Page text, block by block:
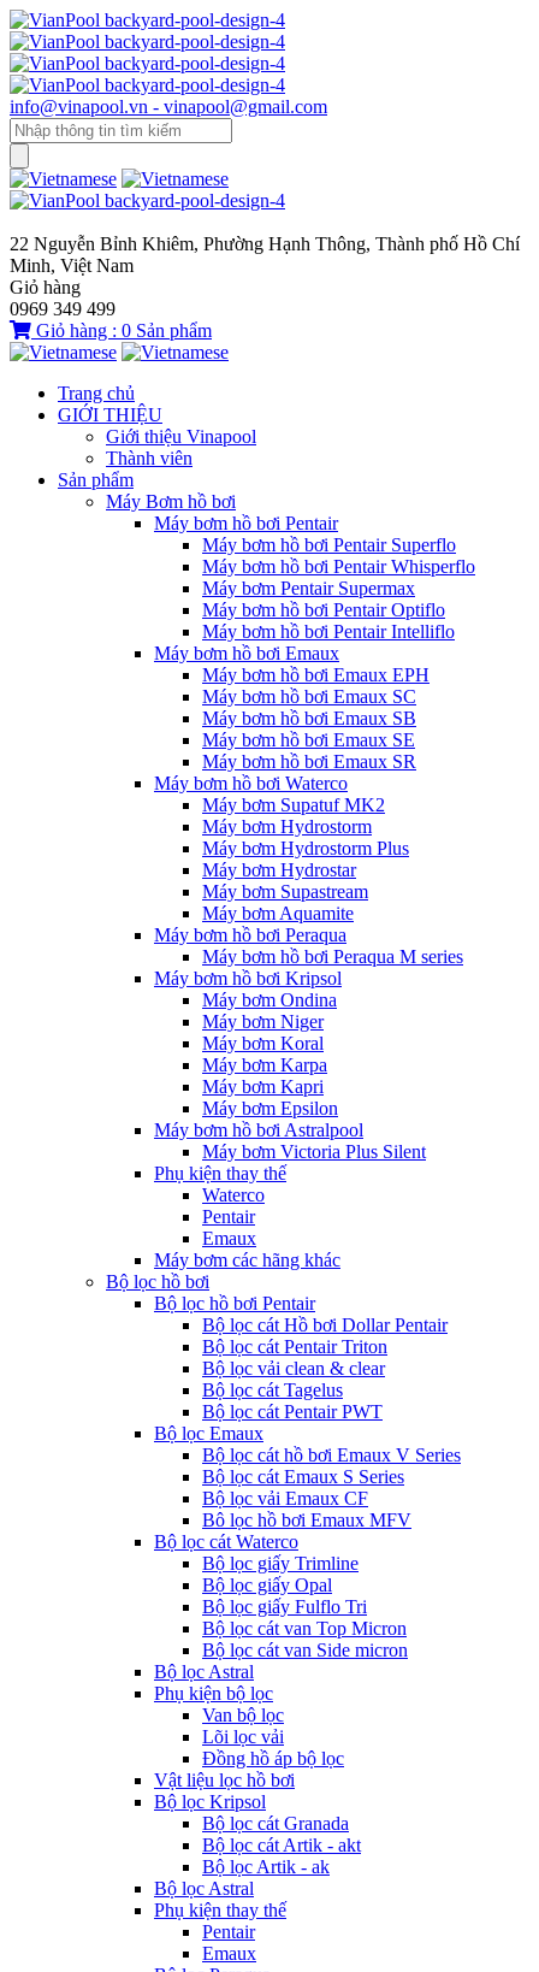
info@vinapool.vn - vinapool@gmail.com
22 Nguyễn Bỉnh Khiêm, Phường Hạnh Thông, Thành phố Hồ Chí
Minh, Việt Nam
Giỏ hàng
0969 349 499
Giỏ hàng : 0 Sản phẩm
Trang chủ
GIỚI THIỆU
Giới thiệu Vinapool
Thành viên
Sản phẩm
Máy Bơm hồ bơi
Máy bơm hồ bơi Pentair
Máy bơm hồ bơi Pentair Superflo
Máy bơm hồ bơi Pentair Whisperflo
Máy bơm Pentair Supermax
Máy bơm hồ bơi Pentair Optiflo
Máy bơm hồ bơi Pentair Intelliflo
Máy bơm hồ bơi Emaux
Máy bơm hồ bơi Emaux EPH
Máy bơm hồ bơi Emaux SC
Máy bơm hồ bơi Emaux SB
Máy bơm hồ bơi Emaux SE
Máy bơm hồ bơi Emaux SR
Máy bơm hồ bơi Waterco
Máy bơm Supatuf MK2
Máy bơm Hydrostorm
Máy bơm Hydrostorm Plus
Máy bơm Hydrostar
Máy bơm Supastream
Máy bơm Aquamite
Máy bơm hồ bơi Peraqua
Máy bơm hồ bơi Peraqua M series
Máy bơm hồ bơi Kripsol
Máy bơm Ondina
Máy bơm Niger
Máy bơm Koral
Máy bơm Karpa
Máy bơm Kapri
Máy bơm Epsilon
Máy bơm hồ bơi Astralpool
Máy bơm Victoria Plus Silent
Phụ kiện thay thế
Waterco
Pentair
Emaux
Máy bơm các hãng khác
Bộ lọc hồ bơi
Bộ lọc hồ bơi Pentair
Bộ lọc cát Hồ bơi Dollar Pentair
Bộ lọc cát Pentair Triton
Bộ lọc vải clean & clear
Bộ lọc cát Tagelus
Bộ lọc cát Pentair PWT
Bộ lọc Emaux
Bộ lọc cát hồ bơi Emaux V Series
Bộ lọc cát Emaux S Series
Bộ lọc vải Emaux CF
Bô lọc hồ bơi Emaux MFV
Bộ lọc cát Waterco
Bộ lọc giấy Trimline
Bộ lọc giấy Opal
Bộ lọc giấy Fulflo Tri
Bộ lọc cát van Top Micron
Bộ lọc cát van Side micron
Bộ lọc Astral
Phụ kiện bộ lọc
Van bộ lọc
Lõi lọc vải
Đồng hồ áp bộ lọc
Vật liệu lọc hồ bơi
Bộ lọc Kripsol
Bộ lọc cát Granada
Bộ lọc cát Artik - akt
Bộ lọc Artik - ak
Bộ lọc Astral
Phụ kiện thay thế
Pentair
Emaux